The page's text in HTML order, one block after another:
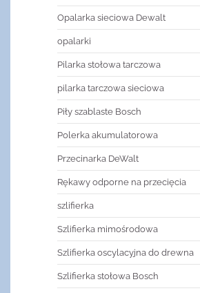
Opalarka sieciowa Dewalt
opalarki
Pilarka stołowa tarczowa
pilarka tarczowa sieciowa
Piły szablaste Bosch
Polerka akumulatorowa
Przecinarka DeWalt
Rękawy odporne na przecięcia
szlifierka
Szlifierka mimośrodowa
Szlifierka oscylacyjna do drewna
Szlifierka stołowa Bosch